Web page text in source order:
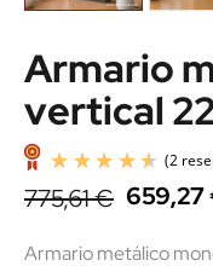
Armario
vertical
775,61 € 659,27
Armario metálico